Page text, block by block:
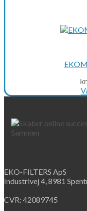
EKO-FILTERS ApS
Industrivej 4, 8981
CVR: 42089745